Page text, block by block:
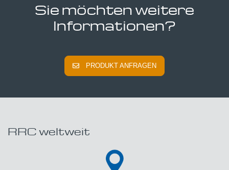
Sie möchten weitere
Informationen?
PRODUKT ANFRAGEN
RRC weltweit